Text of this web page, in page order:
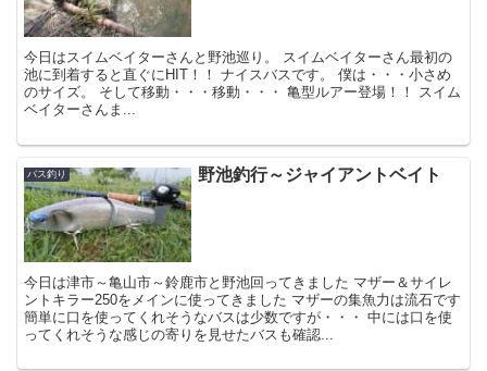
今日はスイムベイターさんと野池巡り。 スイムベイターさん最初の
池に到着すると直ぐにHIT！！ ナイスバスです。 僕は・・・小さめ
のサイズ。 そして移動・・・移動・・・ 亀型ルアー登場！！ スイム
ベイターさんま...
バス釣り 野池釣行～ジャイアントベイト
今日は津市～亀山市～鈴鹿市と野池回ってきました マザー＆サイレ
ントキラー250をメインに使ってきました マザーの集魚力は流石です
簡単に口を使ってくれそうなバスは少数ですが・・・ 中には口を使
ってくれそうな感じの寄りを見せたバスも確認...